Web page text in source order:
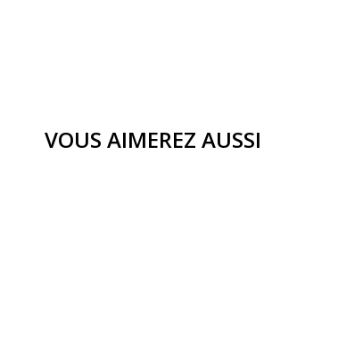
VOUS AIMEREZ AUSSI